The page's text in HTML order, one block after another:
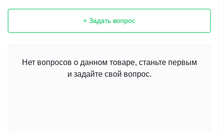
+ Задать вопрос
Нет вопросов о данном товаре, станьте первым
и задайте свой вопрос.